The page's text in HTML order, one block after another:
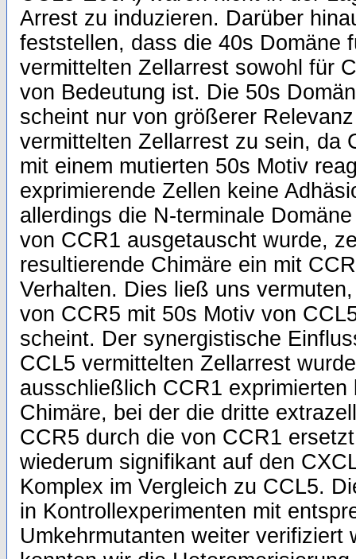
Arrest zu induzieren. Darüber
feststellen, dass die 40s Domäne
vermittelten Zellarrest sowohl für
von Bedeutung ist. Die 50s
scheint nur von größerer
vermittelten Zellarrest zu sein, da
mit einem mutierten 50s Motiv
exprimierende Zellen keine
allerdings die N-terminale
von CCR1 ausgetauscht wurde,
resultierende Chimäre ein mit
Verhalten. Dies ließ uns
von CCR5 mit 50s Motiv von
scheint. Der synergistische
CCL5 vermittelten Zellarrest
ausschließlich CCR1 exprimierten
Chimäre, bei der die dritte
CCR5 durch die von CCR1
wiederum signifikant auf den
Komplex im Vergleich zu CCL5.
in Kontrollexperimenten mit
Umkehrmutanten weiter verifiziert